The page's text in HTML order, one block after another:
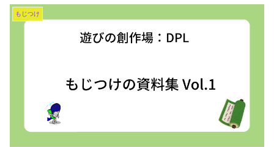
もじつけ